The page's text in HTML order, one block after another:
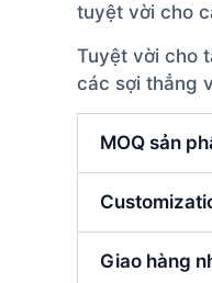
tuyệt vời cho
Tuyệt vời cho
các sợi thẳng
MOQ sản
Giao hàng